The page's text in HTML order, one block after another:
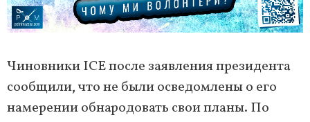
Чиновники ICE после заявления президента
сообщили, что не были осведомлены о его
намерении обнародовать свои планы. По